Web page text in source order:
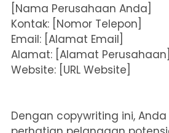
[Nama Perusahaan Anda]
Kontak: [Nomor Telepon]
Email: [Alamat Email]
Alamat: [Alamat Perusahaan]
Website: [URL Website]
Dengan copywriting ini,